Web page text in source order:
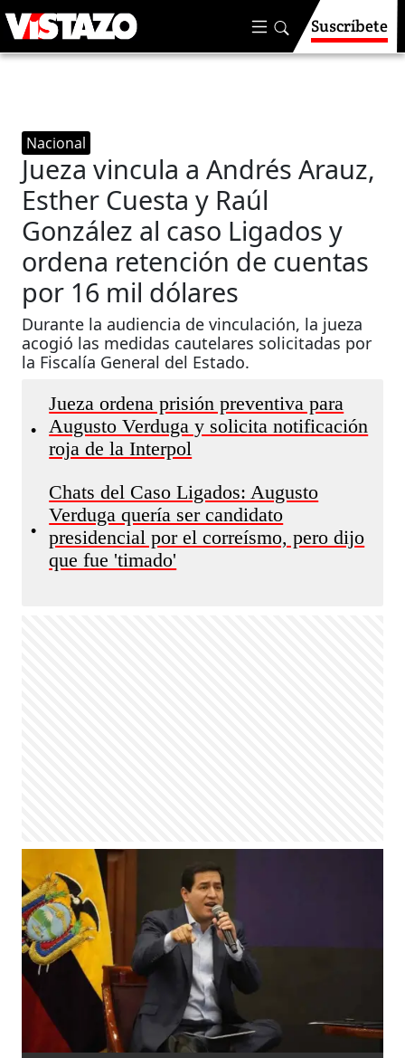
Suscríbete
Nacional
Jueza vincula a Andrés Arauz,
Esther Cuesta y Raúl
González al caso Ligados y
ordena retención de cuentas
por 16 mil dólares
Durante la audiencia de vinculación, la jueza
acogió las medidas cautelares solicitadas por
la Fiscalía General del Estado.
•
Jueza ordena prisión preventiva para
Augusto Verduga y solicita notificación
roja de la Interpol
•
Chats del Caso Ligados: Augusto
Verduga quería ser candidato
presidencial por el correísmo, pero dijo
que fue 'timado'